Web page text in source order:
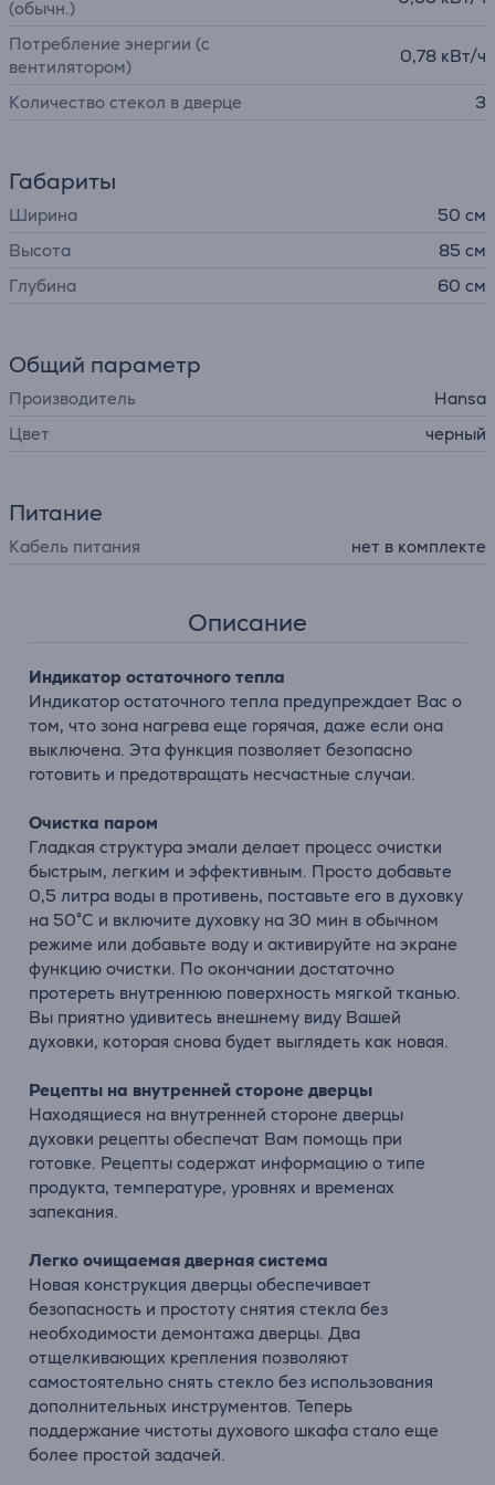
(обычн.)
Потребление энергии (с
вентилятором)
0,78 кВт/ч
Количество стекол в дверце 3
Габариты
Ширина
50 см
Высота
85 см
Глубина
60 см
Общий параметр
Производитель
Hansa
Цвет
черный
Питание
Кабель питания нет в комплекте
Описание
Индикатор остаточного тепла
Индикатор остаточного тепла предупреждает Вас о
том, что зона нагрева еще горячая, даже если она
выключена. Эта функция позволяет безопасно
готовить и предотвращать несчастные случаи.
Очистка паром
Гладкая структура эмали делает процесс очистки
быстрым, легким и эффективным. Просто добавьте
0,5 литра воды в противень, поставьте его в духовку
на 50°С и включите духовку на 30 мин в обычном
режиме или добавьте воду и активируйте на экране
функцию очистки. По окончании достаточно
протереть внутреннюю поверхность мягкой тканью.
Вы приятно удивитесь внешнему виду Вашей
духовки, которая снова будет выглядеть как новая.
Рецепты на внутренней стороне дверцы
Находящиеся на внутренней стороне дверцы
духовки рецепты обеспечат Вам помощь при
готовке. Рецепты содержат информацию о типе
продукта, температуре, уровнях и временах
запекания.
Легко очищаемая дверная система
Новая конструкция дверцы обеспечивает
безопасность и простоту снятия стекла без
необходимости демонтажа дверцы. Два
отщелкивающих крепления позволяют
самостоятельно снять стекло без использования
дополнительных инструментов. Теперь
поддержание чистоты духового шкафа стало еще
более простой задачей.